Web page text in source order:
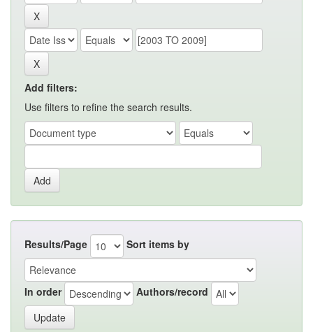
Add filters:
Use filters to refine the search results.
Results/Page Sort items by
In order Authors/record